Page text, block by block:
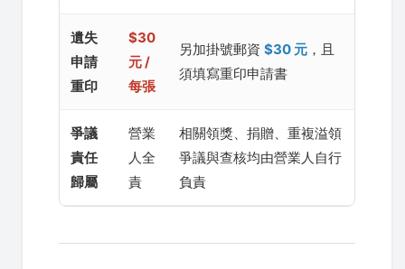
遺失
申請
重印
$30
元 /
每張
另加掛號郵資 $30 元 ，且
須填寫重印申請書
爭議
責任
歸屬
營業
人全
責
相關領獎、捐贈、重複溢領
爭議與查核均由營業人自行
負責